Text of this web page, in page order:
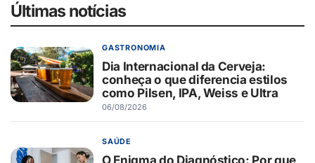
Últimas notícias
GASTRONOMIA
Dia Internacional da Cerveja:
conheça o que diferencia estilos
como Pilsen, IPA, Weiss e Ultra
06/08/2026
SAÚDE